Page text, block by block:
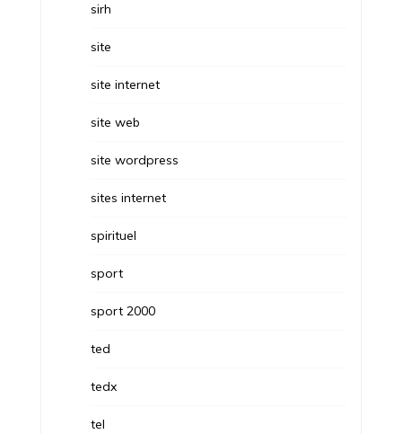
sirh
site
site internet
site web
site wordpress
sites internet
spirituel
sport
sport 2000
ted
tedx
tel